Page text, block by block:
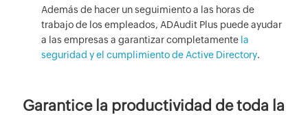
Además de hacer un seguimiento a las horas de
trabajo de los empleados, ADAudit Plus puede ayudar
a las empresas a garantizar completamente la
seguridad y el cumplimiento de Active Directory.
Garantice la productividad de toda la